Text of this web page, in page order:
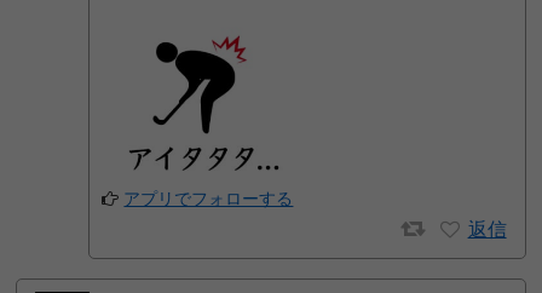
アプリでフォローする
返信